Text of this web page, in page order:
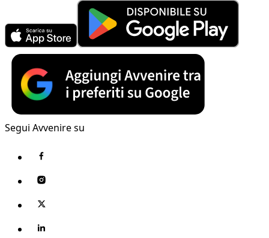
Segui Avvenire su